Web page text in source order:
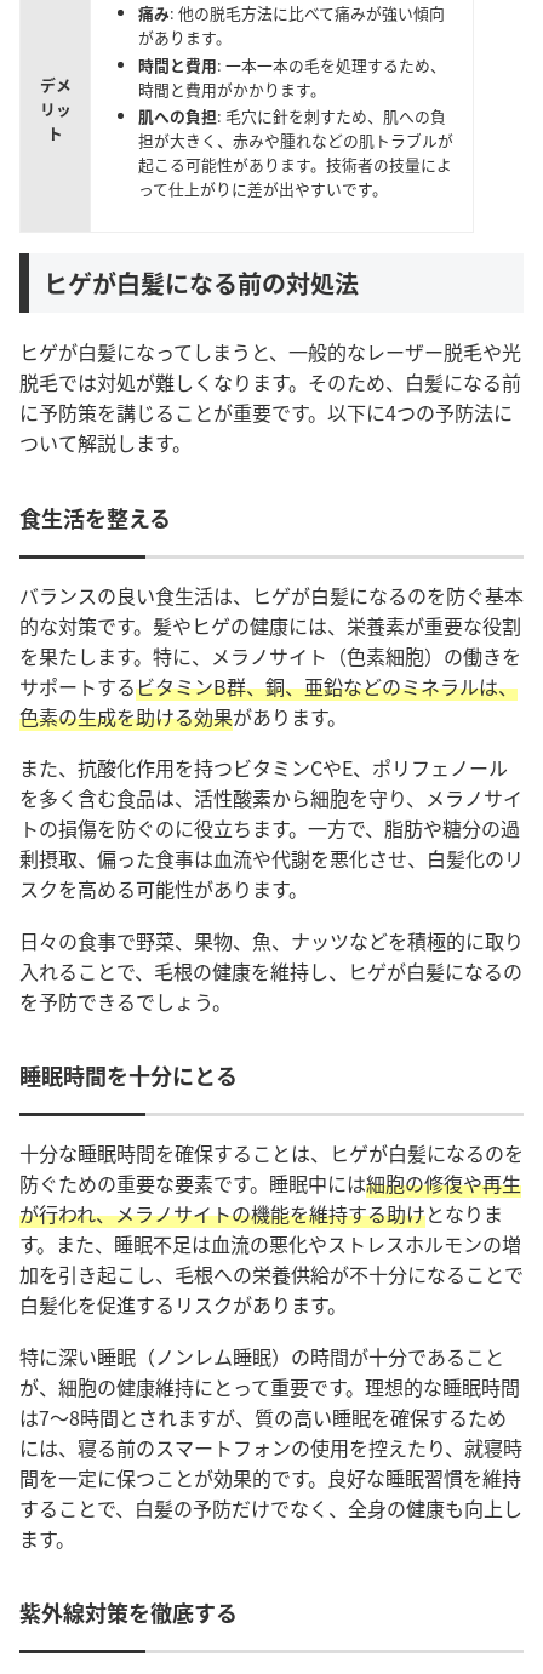
デメ
リッ
ト
痛み: 他の脱毛方法に比べて痛みが強い傾向
があります。
時間と費用: 一本一本の毛を処理するため、
時間と費用がかかります。
肌への負担: 毛穴に針を刺すため、肌への負
担が大きく、赤みや腫れなどの肌トラブルが
起こる可能性があります。技術者の技量によ
って仕上がりに差が出やすいです。
ヒゲが白髪になる前の対処法
ヒゲが白髪になってしまうと、一般的なレーザー脱毛や光
脱毛では対処が難しくなります。そのため、白髪になる前
に予防策を講じることが重要です。以下に4つの予防法に
ついて解説します。
食生活を整える
バランスの良い食生活は、ヒゲが白髪になるのを防ぐ基本
的な対策です。髪やヒゲの健康には、栄養素が重要な役割
を果たします。特に、メラノサイト（色素細胞）の働きを
サポートするビタミンB群、銅、亜鉛などのミネラルは、
色素の生成を助ける効果があります。
また、抗酸化作用を持つビタミンCやE、ポリフェノール
を多く含む食品は、活性酸素から細胞を守り、メラノサイ
トの損傷を防ぐのに役立ちます。一方で、脂肪や糖分の過
剰摂取、偏った食事は血流や代謝を悪化させ、白髪化のリ
スクを高める可能性があります。
日々の食事で野菜、果物、魚、ナッツなどを積極的に取り
入れることで、毛根の健康を維持し、ヒゲが白髪になるの
を予防できるでしょう。
睡眠時間を十分にとる
十分な睡眠時間を確保することは、ヒゲが白髪になるのを
防ぐための重要な要素です。睡眠中には細胞の修復や再生
が行われ、メラノサイトの機能を維持する助けとなりま
す。また、睡眠不足は血流の悪化やストレスホルモンの増
加を引き起こし、毛根への栄養供給が不十分になることで
白髪化を促進するリスクがあります。
特に深い睡眠（ノンレム睡眠）の時間が十分であること
が、細胞の健康維持にとって重要です。理想的な睡眠時間
は7〜8時間とされますが、質の高い睡眠を確保するため
には、寝る前のスマートフォンの使用を控えたり、就寝時
間を一定に保つことが効果的です。良好な睡眠習慣を維持
することで、白髪の予防だけでなく、全身の健康も向上し
ます。
紫外線対策を徹底する